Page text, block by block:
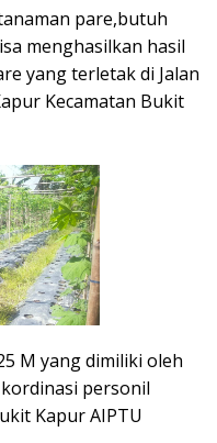
pare,butuh
menghasilkan hasil
yang terletak di Jalan
Kecamatan Bukit
M yang dimiliki oleh
personil
Kapur AIPTU